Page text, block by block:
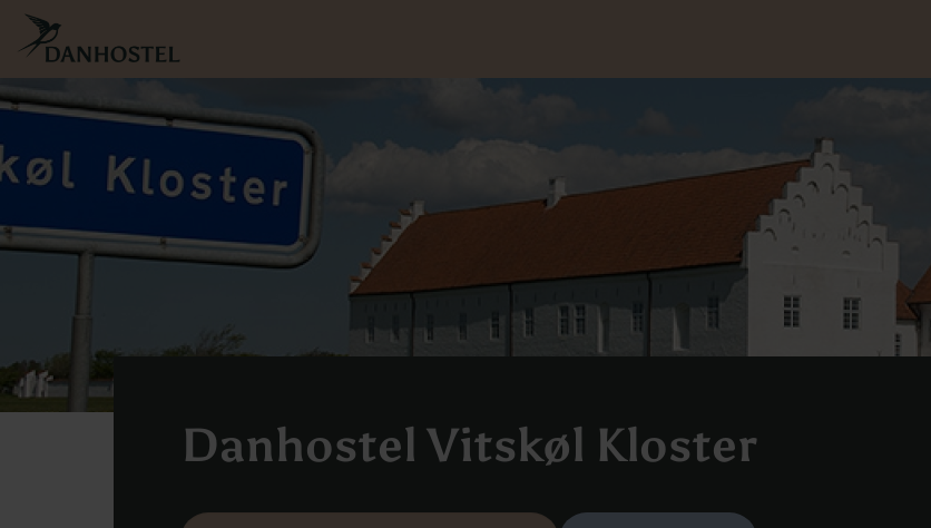
main
content
Danhostel Vitskøl Kloster